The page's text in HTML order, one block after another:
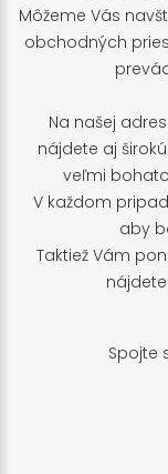
Môžeme Vás
obchodných
Na našej
nájdete aj
veľmi
V každom
aby
Taktiež Vám
Spojte